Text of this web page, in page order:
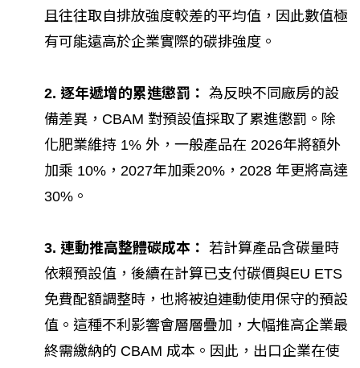
且往往取自排放強度較差的平均值，因此數值極
有可能遠高於企業實際的碳排強度。
2. 逐年遞增的累進懲罰： 為反映不同廠房的設
備差異，CBAM 對預設值採取了累進懲罰。除
化肥業維持 1% 外，一般產品在 2026年將額外
加乘 10%，2027年加乘20%，2028 年更將高達
30%。
3. 連動推高整體碳成本： 若計算產品含碳量時
依賴預設值，後續在計算已支付碳價與EU ETS
免費配額調整時，也將被迫連動使用保守的預設
值。這種不利影響會層層疊加，大幅推高企業最
終需繳納的 CBAM 成本。因此，出口企業在使